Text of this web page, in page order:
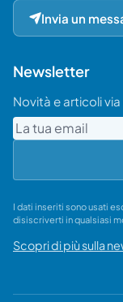
Invia un
Newsletter
Novità e articoli
Email
I dati inseriti sono usati
disiscriverti in qualsiasi
Scopri di più sulla